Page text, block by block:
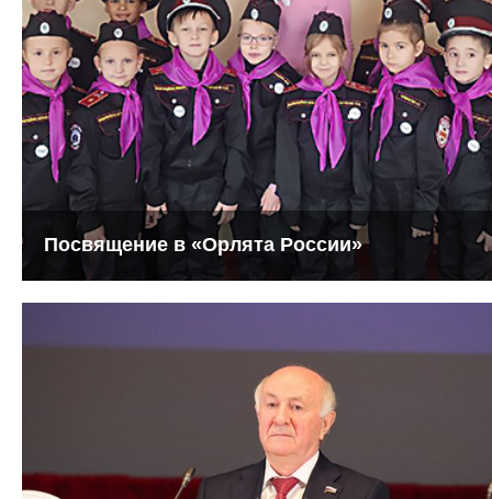
Посвящение в «Орлята России»